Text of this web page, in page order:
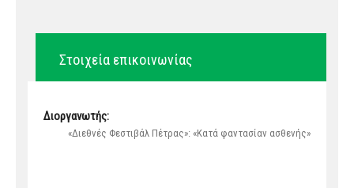
Στοιχεία επικοινωνίας
Διοργανωτής:
«Διεθνές Φεστιβάλ Πέτρας»: «Κατά φαντασίαν ασθενής»